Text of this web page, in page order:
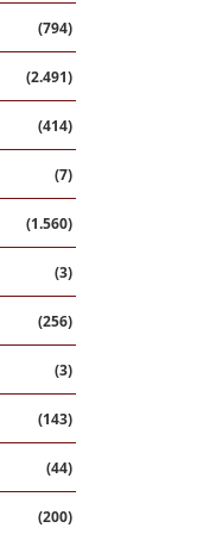
(794)
(2.491)
(414)
(7)
(1.560)
(3)
(256)
(3)
(143)
(44)
(200)